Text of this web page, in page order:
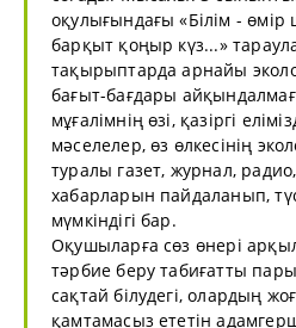
оқулығындағы «Білім -
барқыт қоңыр күз...»
тақырыптарда арнайы
бағыт-бағдары
мұғалімнің өзі, қазіргі
мәселелер, өз өлкесінің
туралы газет, журнал,
хабарларын пайдаланып,
мүмкіндігі бар.
Оқушыларға сөз өнері
тәрбие беру табиғатты
сақтай білудегі, олардың
қамтамасыз ететін